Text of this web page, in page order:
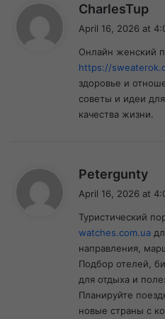
CharlesTup
s
:
April 16, 2026 at
Онлайн женский
https://
здоровье и
советы и идеи
качества жизни.
Petergunty
s
:
April 16, 2026 at
Туристический
watches.com.ua
направления,
Подбор отелей,
для отдыха и
Планируйте
новые страны с